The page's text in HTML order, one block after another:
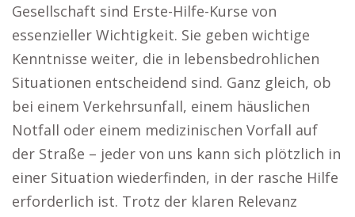
Gesellschaft sind Erste-Hilfe-Kurse von
essenzieller Wichtigkeit. Sie geben wichtige
Kenntnisse weiter, die in lebensbedrohlichen
Situationen entscheidend sind. Ganz gleich, ob
bei einem Verkehrsunfall, einem häuslichen
Notfall oder einem medizinischen Vorfall auf
der Straße – jeder von uns kann sich plötzlich in
einer Situation wiederfinden, in der rasche Hilfe
erforderlich ist. Trotz der klaren Relevanz